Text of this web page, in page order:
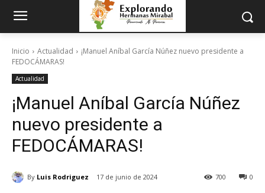
Inicio Actualidad
¡Manuel Aníbal García Núñez nuevo presidente a
FEDOCÁMARAS!
Actualidad
¡Manuel Aníbal García Núñez
nuevo presidente a
FEDOCÁMARAS!
By Luis Rodriguez 17 de junio de 2024 0
700